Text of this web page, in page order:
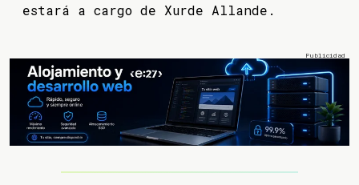
estará a cargo de Xurde Allande.